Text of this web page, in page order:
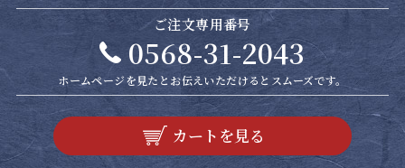
ご注文専用番号
0568-31-2043
ホームページを見たと お伝えいただけるとスムーズです。
カートを見る